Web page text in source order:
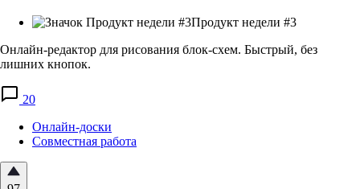
Продукт недели #3
Онлайн-редактор для рисования блок-схем. Быстрый, без
лишних кнопок.
20
Онлайн-доски
Совместная работа